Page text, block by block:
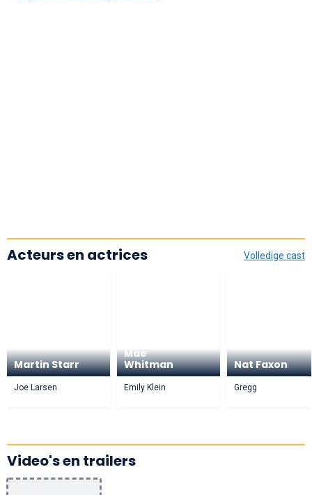
Volledige cast
Acteurs en actrices
Martin Starr
Joe Larsen
Mae
Whitman
Emily Klein
Nat Faxon
Gregg
Video's en trailers